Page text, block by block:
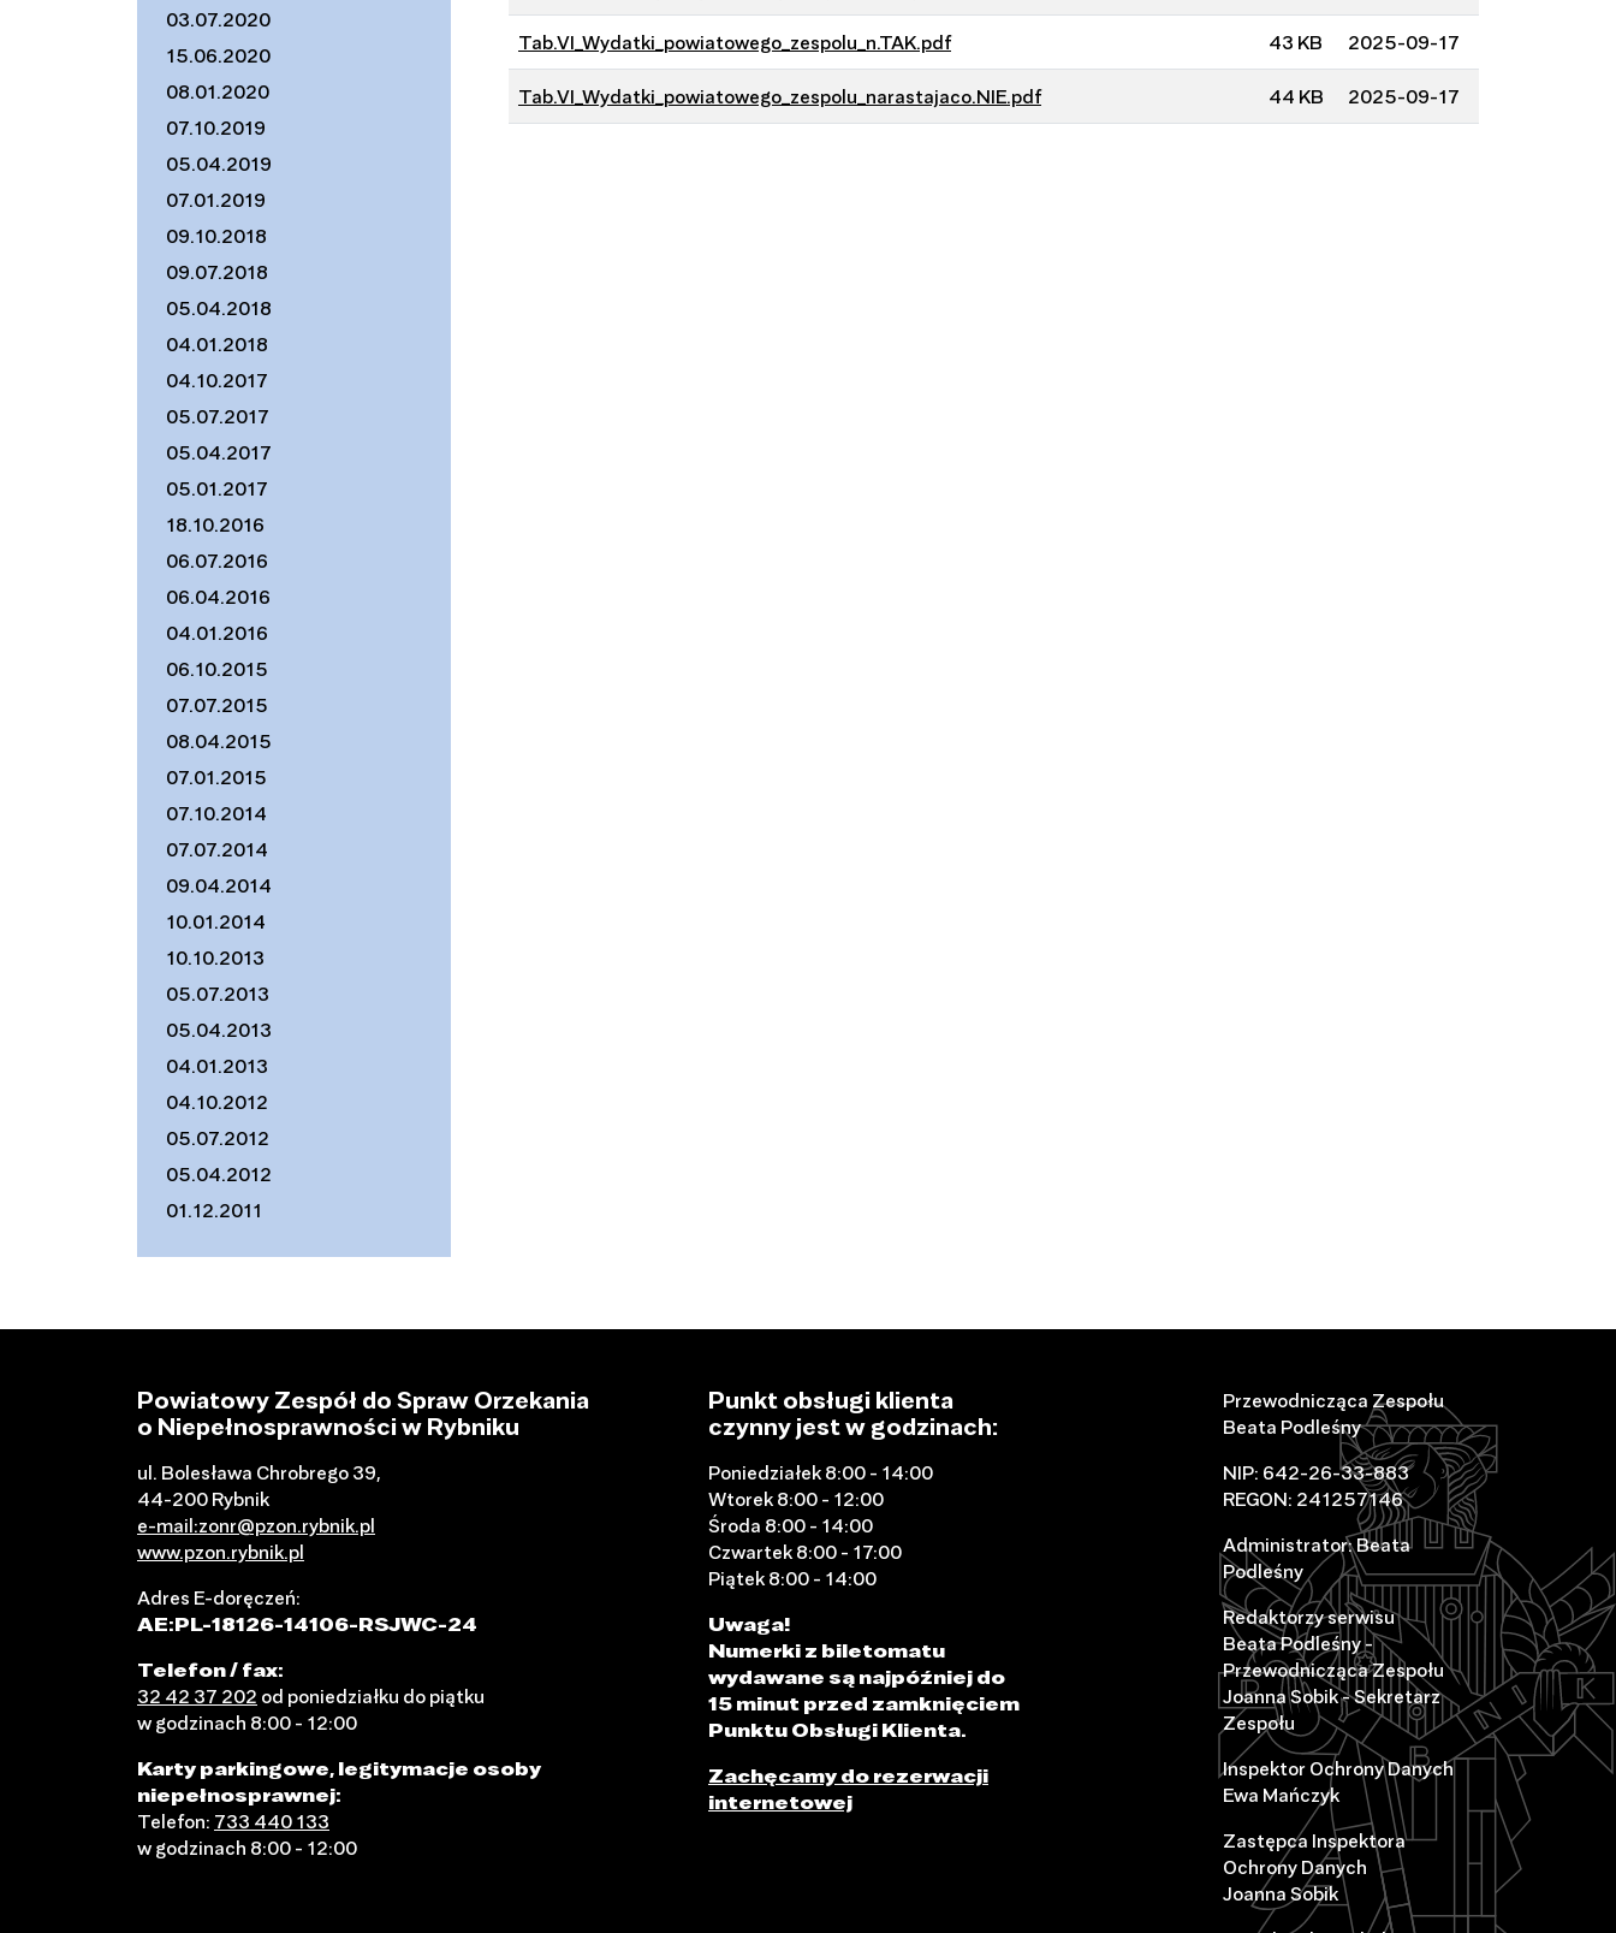
03.07.2020
15.06.2020
08.01.2020
07.10.2019
05.04.2019
07.01.2019
09.10.2018
09.07.2018
05.04.2018
04.01.2018
04.10.2017
05.07.2017
05.04.2017
05.01.2017
18.10.2016
06.07.2016
06.04.2016
04.01.2016
06.10.2015
07.07.2015
08.04.2015
07.01.2015
07.10.2014
07.07.2014
09.04.2014
10.01.2014
10.10.2013
05.07.2013
05.04.2013
04.01.2013
04.10.2012
05.07.2012
05.04.2012
01.12.2011
Tab.VI_Wydatki_powiatowego_zespolu_n.TAK.pdf 43 KB 2025-09-17
Tab.VI_Wydatki_powiatowego_zespolu_narastajaco.NIE.pdf 44 KB 2025-09-17
Powiatowy Zespół do Spraw Orzekania
o Niepełnosprawności w Rybniku
ul. Bolesława Chrobrego 39,
44-200 Rybnik
e-mail:zonr@pzon.rybnik.pl
www.pzon.rybnik.pl
Adres E-doręczeń:
AE:PL-18126-14106-RSJWC-24
Telefon / fax:
32 42 37 202 od poniedziałku do piątku
w godzinach 8:00 - 12:00
Karty parkingowe, legitymacje osoby
niepełnosprawnej:
Telefon: 733 440 133
w godzinach 8:00 - 12:00
Punkt obsługi klienta
czynny jest w godzinach:
Poniedziałek 8:00 - 14:00
Wtorek 8:00 - 12:00
Środa 8:00 - 14:00
Czwartek 8:00 - 17:00
Piątek 8:00 - 14:00
Uwaga!
Numerki z biletomatu
wydawane są najpóźniej do
15 minut przed zamknięciem
Punktu Obsługi Klienta.
Zachęcamy do rezerwacji
internetowej
Przewodnicząca Zespołu
Beata Podleśny
NIP: 642-26-33-883
REGON: 241257146
Administrator: Beata
Podleśny
Redaktorzy serwisu
Beata Podleśny -
Przewodnicząca Zespołu
Joanna Sobik - Sekretarz
Zespołu
Inspektor Ochrony Danych
Ewa Mańczyk
Zastępca Inspektora
Ochrony Danych
Joanna Sobik